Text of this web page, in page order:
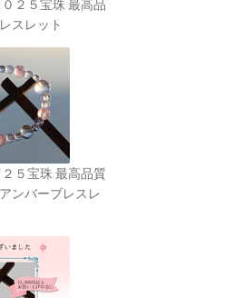
０２５宝珠 最高品
スレット
２５宝珠 最高品質
ンバーブレスレ